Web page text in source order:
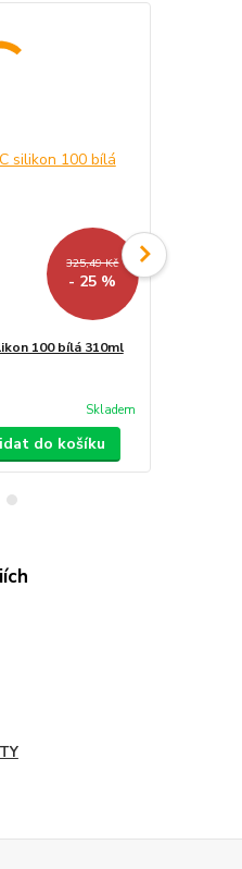
325,49 Kč
- 25 %
100 bílá 310ml
Skladem
do košíku